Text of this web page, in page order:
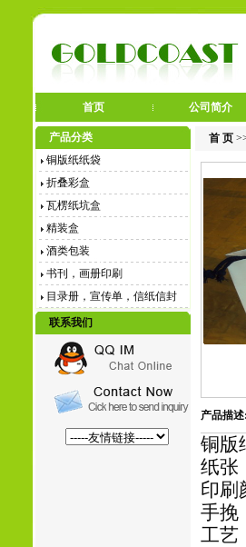
首页 公司简介
产品分类
铜版纸纸袋
折叠彩盒
瓦楞纸坑盒
精装盒
酒类包装
书刊，画册印刷
目录册，宣传单，信纸信封
联系我们
首 页
产品描述:
铜版
纸张
印刷
手挽
工艺